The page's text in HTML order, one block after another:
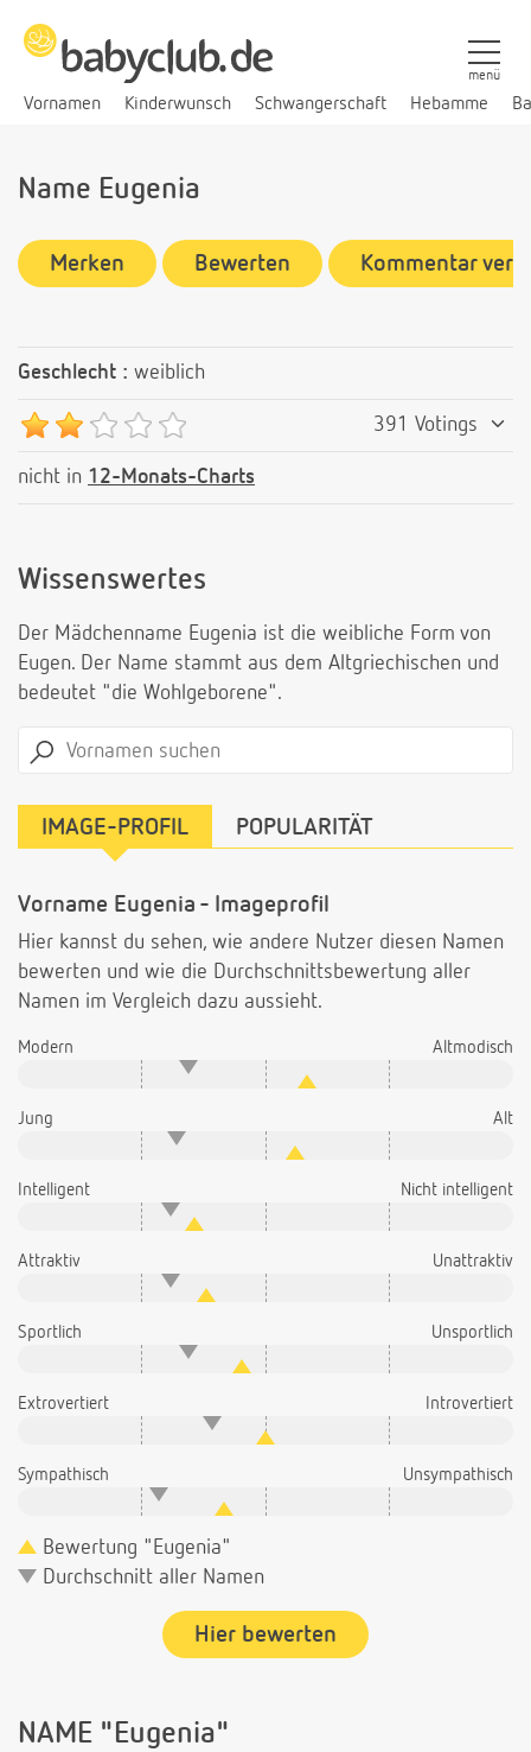
Vornamen Kinderwunsch Schwangerschaft Hebamme
menü
Name Eugenia
Merken Bewerten Kommentar
Geschlecht : weiblich
391 Votings
nicht in 12-Monats-Charts
Wissenswertes
Der Mädchenname Eugenia ist die weibliche Form von
Eugen. Der Name stammt aus dem Altgriechischen und
bedeutet "die Wohlgeborene".
IMAGE-PROFIL POPULARITÄT
Vorname Eugenia - Imageprofil
Hier kannst du sehen, wie andere Nutzer diesen Namen
bewerten und wie die Durchschnittsbewertung aller
Namen im Vergleich dazu aussieht.
Modern Altmodisch
Jung Alt
Intelligent Nicht intelligent
Attraktiv Unattraktiv
Sportlich Unsportlich
Extrovertiert Introvertiert
Sympathisch Unsympathisch
Bewertung "Eugenia"
Durchschnitt aller Namen
Hier bewerten
NAME "Eugenia"